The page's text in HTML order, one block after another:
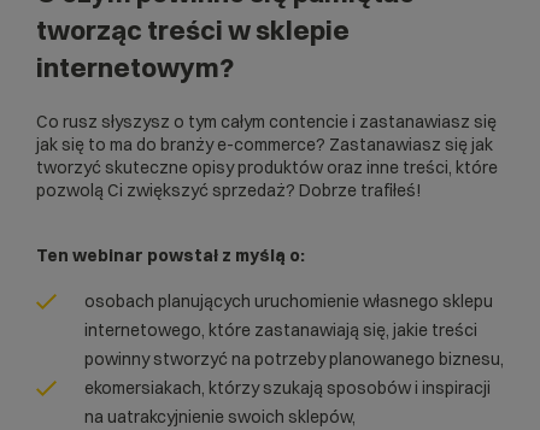
tworząc treści w sklepie
internetowym?
Co rusz słyszysz o tym całym contencie i zastanawiasz się
jak się to ma do branży e-commerce? Zastanawiasz się jak
tworzyć skuteczne opisy produktów oraz inne treści, które
pozwolą Ci zwiększyć sprzedaż? Dobrze trafiłeś!
Ten webinar powstał z myślą o:
osobach planujących uruchomienie własnego sklepu
internetowego, które zastanawiają się, jakie treści
powinny stworzyć na potrzeby planowanego biznesu,
ekomersiakach, którzy szukają sposobów i inspiracji
na uatrakcyjnienie swoich sklepów,